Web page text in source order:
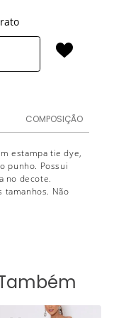
COMPOSIÇÃO
estampa tie dye,
punho. Possui
no decote.
tamanhos. Não